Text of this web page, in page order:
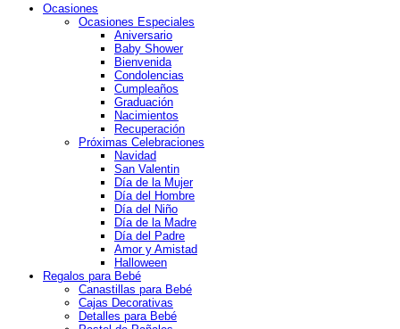
Ocasiones
Ocasiones Especiales
Aniversario
Baby Shower
Bienvenida
Condolencias
Cumpleaños
Graduación
Nacimientos
Recuperación
Próximas Celebraciones
Navidad
San Valentin
Día de la Mujer
Día del Hombre
Día del Niño
Día de la Madre
Día del Padre
Amor y Amistad
Halloween
Regalos para Bebé
Canastillas para Bebé
Cajas Decorativas
Detalles para Bebé